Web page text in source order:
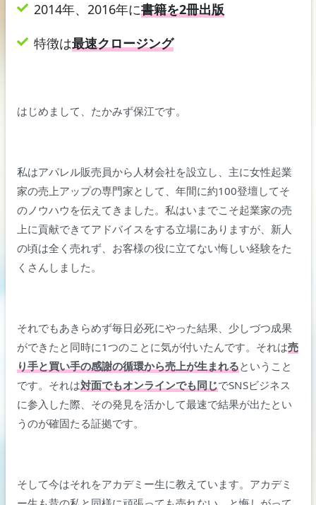
2014年、2016年に書籍を2冊出版
特徴は最速クロージング
はじめまして、たかみず保江です。
私はアパレル販売員から人材会社を設立し、主に女性起業
家の売上アップの専門家として、年間に約100登壇してそ
のノウハウを伝えてきました。私はいまでこそ起業家の売
上に貢献できてアドバイスをする立場にありますが、新人
の頃は全く売れず、お客様の役に立てない悔しい経験をた
くさんしました。
それでもあきらめず毎日必死にやった結果、少しづつ成果
ができたと同時に1つのことに気が付いたんです。それは売
り手と買い手の感謝の循環から売上が生まれるということ
です。それは対面でもオンラインでも同じでSNSビジネス
に参入した際、その発見を活かして最速で結果が出たとい
うのが確固たる証拠です。
そして今はそれをアカデミー生に教えています。アカデミ